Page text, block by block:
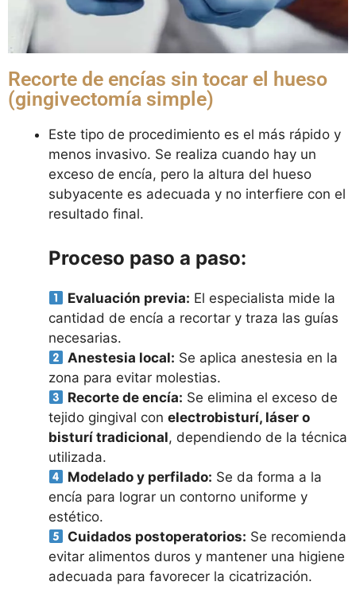
Recorte de encías sin tocar el hueso
(gingivectomía simple)
Este tipo de procedimiento es el más rápido y
menos invasivo. Se realiza cuando hay un
exceso de encía, pero la altura del hueso
subyacente es adecuada y no interfiere con el
resultado final.
Proceso paso a paso:
Evaluación previa: El especialista mide la
cantidad de encía a recortar y traza las guías
necesarias.
Anestesia local: Se aplica anestesia en la
zona para evitar molestias.
Recorte de encía: Se elimina el exceso de
tejido gingival con electrobisturí, láser o
bisturí tradicional, dependiendo de la técnica
utilizada.
Modelado y perfilado: Se da forma a la
encía para lograr un contorno uniforme y
estético.
Cuidados postoperatorios: Se recomienda
evitar alimentos duros y mantener una higiene
adecuada para favorecer la cicatrización.